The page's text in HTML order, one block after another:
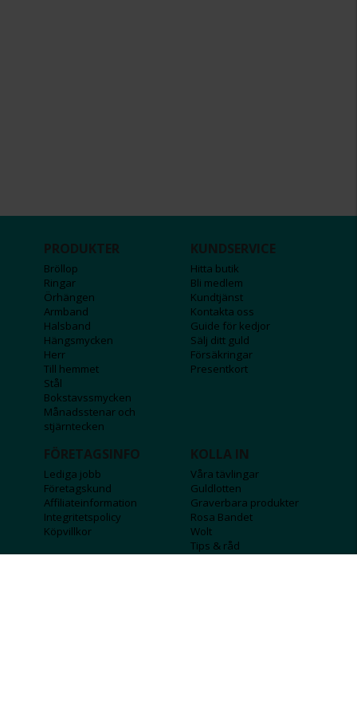
PRODUKTER
Bröllop
Ringar
Örhängen
Armband
Halsband
Hängsmycken
Herr
Till hemmet
Stål
Bokstavssmycken
Månadsstenar och
stjärntecken
KUNDSERVICE
Hitta butik
Bli medlem
Kundtjänst
Kontakta oss
Guide för kedjor
Sälj ditt guld
Försäkringar
Presentkort
FÖRETAGSINFO
Lediga jobb
Företagskund
Affiliateinformation
Integritetspolicy
Köpvillkor
KOLLA IN
Våra tävlingar
Guldlotten
Graverbara produkter
Rosa Bandet
Wolt
Tips & råd